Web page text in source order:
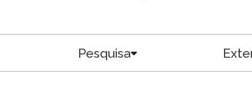
Pesquisa